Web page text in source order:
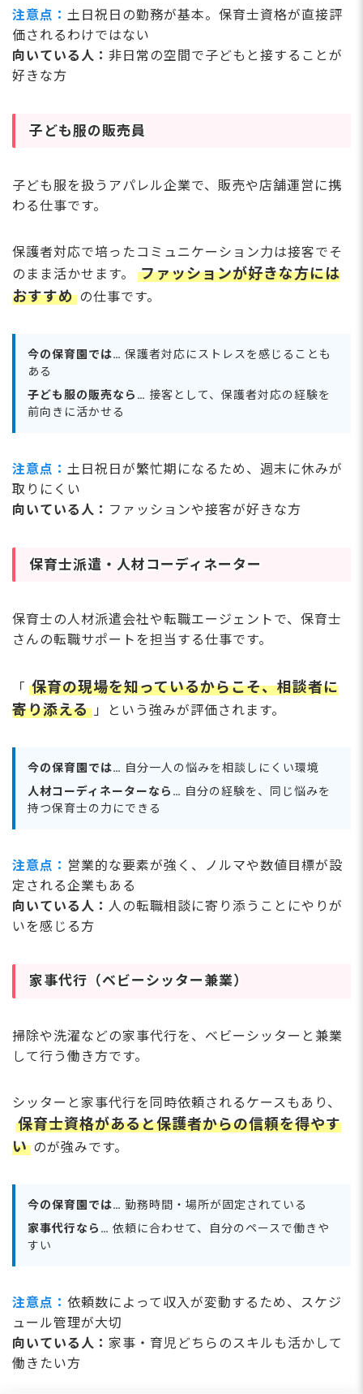
注意点： 土日祝日の勤務が基本。保育士資格が直接評
価されるわけではない
向いている人： 非日常の空間で子どもと接することが
好きな方
子ども服の販売員
子ども服を扱うアパレル企業で、販売や店舗運営に携
わる仕事です。
保護者対応で培ったコミュニケーション力は接客でそ
のまま活かせます。
ファッションが好きな方には
おすすめ の仕事です。
今の保育園では… 保護者対応にストレスを感じることも
ある
子ども服の販売なら… 接客として、保護者対応の経験を
前向きに活かせる
注意点： 土日祝日が繁忙期になるため、週末に休みが
取りにくい
向いている人： ファッションや接客が好きな方
保育士派遣・人材コーディネーター
保育士の人材派遣会社や転職エージェントで、保育士
さんの転職サポートを担当する仕事です。
「 保育の現場を知っているからこそ、相談者に
寄り添える 」という強みが評価されます。
今の保育園では… 自分一人の悩みを相談しにくい環境
人材コーディネーターなら… 自分の経験を、同じ悩みを
持つ保育士の力にできる
注意点： 営業的な要素が強く、ノルマや数値目標が設
定される企業もある
向いている人： 人の転職相談に寄り添うことにやりが
いを感じる方
家事代行（ベビーシッター兼業）
掃除や洗濯などの家事代行を、ベビーシッターと兼業
して行う働き方です。
シッターと家事代行を同時依頼されるケースもあり、
保育士資格があると保護者からの信頼を得やす
い のが強みです。
今の保育園では… 勤務時間・場所が固定されている
家事代行なら… 依頼に合わせて、自分のペースで働きや
すい
注意点： 依頼数によって収入が変動するため、スケジ
ュール管理が大切
向いている人： 家事・育児どちらのスキルも活かして
働きたい方